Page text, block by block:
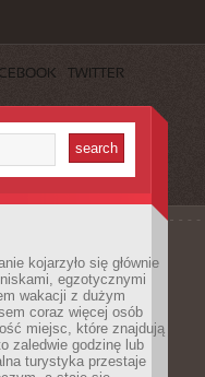
TWITTER
kojarzyło się głównie
egzotycznymi
wakacji z dużym
coraz więcej osób
miejsc, które znajdują
zaledwie godzinę lub
turystyka przestaje